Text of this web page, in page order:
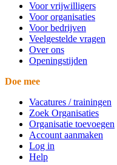
Voor vrijwilligers
Voor organisaties
Voor bedrijven
Veelgestelde vragen
Over ons
Openingstijden
Doe mee
Vacatures / trainingen
Zoek Organisaties
Organisatie toevoegen
Account aanmaken
Log in
Help